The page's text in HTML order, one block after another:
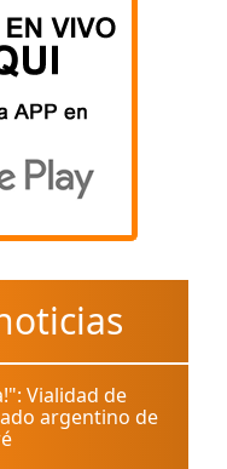
Vialidad de
argentino de